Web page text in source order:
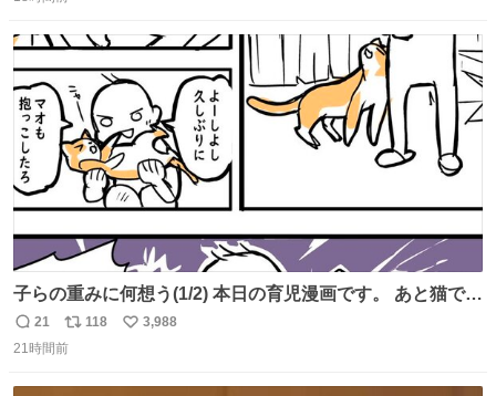
信
ポ
ト
数
数
子らの重みに何想う(1/2) 本日の育児漫画です。 あと猫で
す。
返
信
21
リ
ポ
118
い
3,988
21時間前